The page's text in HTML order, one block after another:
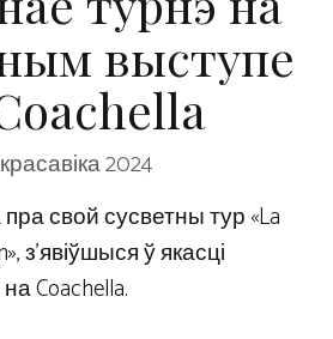
выступе
2024
свой сусветны тур «La
з'явіўшыся ў якасці
Coachella.